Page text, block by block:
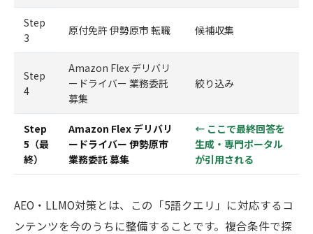
Step
3
原付免許 伊勢原市 転職 候補収集
Step
4
Amazon Flex デリバリ
ードライバー 業務委託
募集
絞り込み
Step
5（最
終）
Amazon Flex デリバリ
ードライバー 伊勢原市
業務委託 募集
← ここで最終回答を
生成・専門ポータル
が引用される
AEO・LLMO対策とは、この「5語クエリ」に対応するコ
ンテンツを今のうちに整備することです。複合条件で探